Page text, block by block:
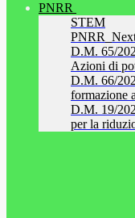
PNRR
STEM
D.M. 65/
Azioni di
D.M. 66/
formazione
D.M. 19/
per la